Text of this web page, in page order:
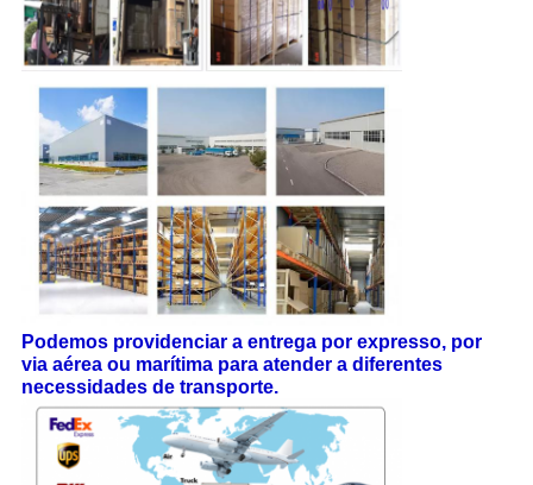
Podemos providenciar a entrega por expresso, por
via aérea ou marítima para atender a diferentes
necessidades de transporte.